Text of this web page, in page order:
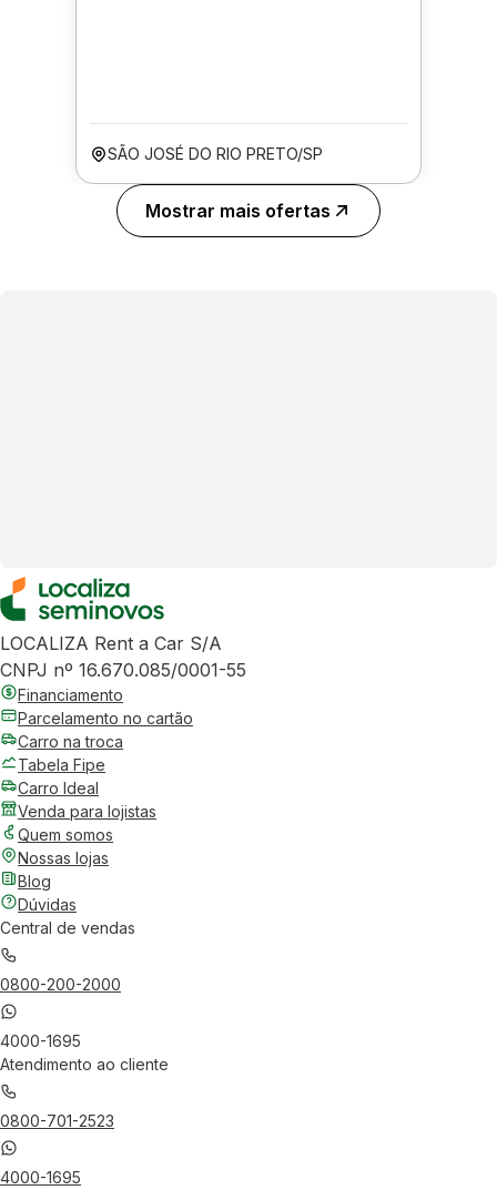
SÃO JOSÉ DO RIO PRETO/SP
Mostrar mais ofertas
LOCALIZA Rent a Car S/A
CNPJ nº 16.670.085/0001-55
Financiamento
Parcelamento no cartão
Carro na troca
Tabela Fipe
Carro Ideal
Venda para lojistas
Quem somos
Nossas lojas
Blog
Dúvidas
Central de vendas
0800-200-2000
4000-1695
Atendimento ao cliente
0800-701-2523
4000-1695